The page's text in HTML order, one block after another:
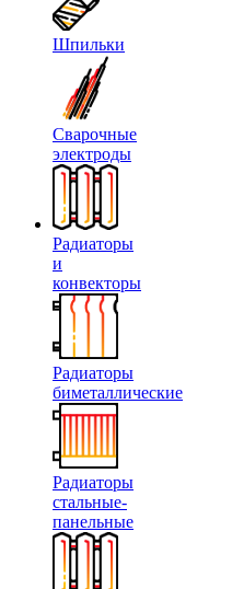
Шпильки
Сварочные
электроды
Радиаторы
и
конвекторы
Радиаторы
биметаллические
Радиаторы
стальные-
панельные